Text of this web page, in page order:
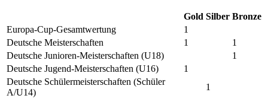
Gold Silber Bronze
Europa-Cup-Gesamtwertung
1
Deutsche Meisterschaften
1
1
Deutsche Junioren-Meisterschaften (U18)
1
Deutsche Jugend-Meisterschaften (U16)
1
Deutsche Schülermeisterschaften (Schüler
A/U14)
1